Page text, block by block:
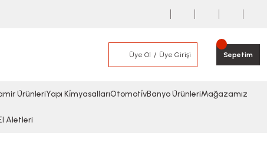
Üye Ol Üye Girişi Sepetim
ÜrünleriYapı Ki̇myasallarıOtomoti̇vBanyo ÜrünleriMağazamız
Aletleri